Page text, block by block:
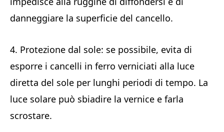
danneggiare la superficie del cancello.
4. Protezione dal sole: se possibile, evita di
esporre i cancelli in ferro verniciati alla luce
diretta del sole per lunghi periodi di tempo. La
luce solare può sbiadire la vernice e farla
scrostare.